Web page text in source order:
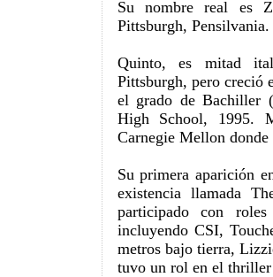
Su nombre real es
Pittsburgh, Pensilvania.
Quinto, es mitad
Pittsburgh, pero creció
el grado de Bachiller
High School, 1995.
Carnegie Mellon donde
Su primera aparición
existencia llamada
participado con
incluyendo CSI,
metros bajo tierra,
tuvo un rol en el